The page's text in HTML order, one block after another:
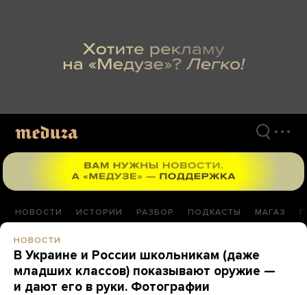
НОВОСТИ ИСТОРИИ РАЗБОР ПОДКАСТЫ МАГАЗ
НОВОСТИ
В Украине и России школьникам (даже
младших классов) показывают оружие —
и дают его в руки. Фотографии